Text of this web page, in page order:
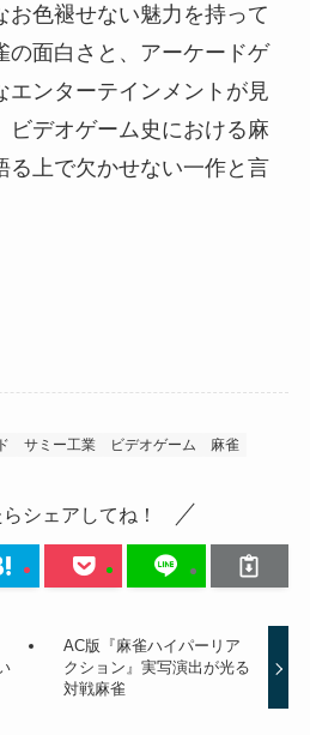
お色褪せない魅力を持って
の面白さと、アーケードゲ
エンターテインメントが見
ビデオゲーム史における麻
る上で欠かせない一作と言
サミー工業 ビデオゲーム 麻雀
シェアしてね！
AC版『麻雀ハイパーリア
クション』実写演出が光る
対戦麻雀